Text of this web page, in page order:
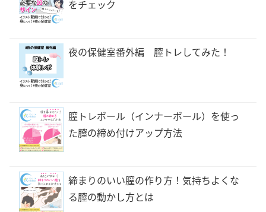
をチェック
夜の保健室番外編 膣トレしてみた！
膣トレボール（インナーボール）を使っ
た膣の締め付けアップ方法
締まりのいい膣の作り方！気持ちよくな
る膣の動かし方とは